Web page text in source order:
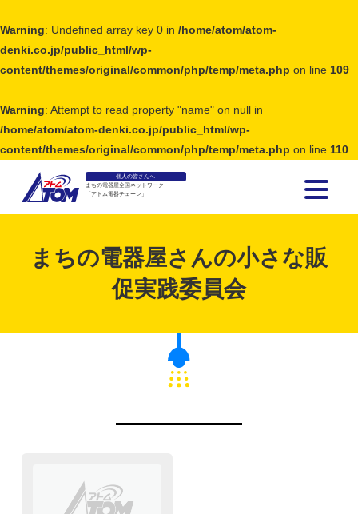
Warning: Undefined array key 0 in /home/atom/atom-
denki.co.jp/public_html/wp-
content/themes/original/common/php/temp/meta.php on line 109
Warning: Attempt to read property "name" on null in
/home/atom/atom-denki.co.jp/public_html/wp-
content/themes/original/common/php/temp/meta.php on line 110
アトム電器チェーン
個人の皆さんへ
まちの電器屋全国ネットワーク
「アトム電器チェーン」
まちの電器屋さんの小さな販
促実践委員会